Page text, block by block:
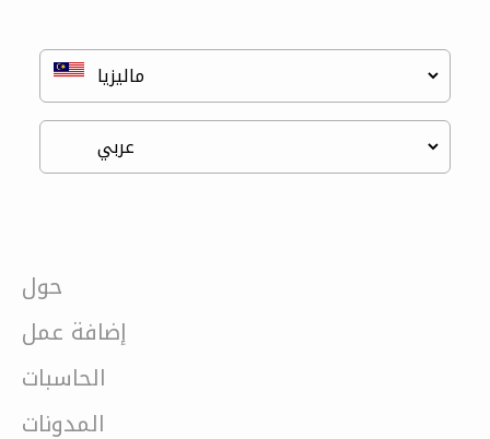
حول
إضافة عمل
الحاسبات
المدونات